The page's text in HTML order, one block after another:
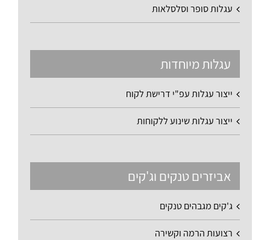
עגלות סופר וסלסלאות
עגלות מיוחדות
ייצור עגלות עפ"י דרישת לקוח
ייצור עגלות שינוע ללקוחות
אביזרים טנקים וג'קים
ג'קים מגבהים טנקים
רצועות הרמה וקשירה